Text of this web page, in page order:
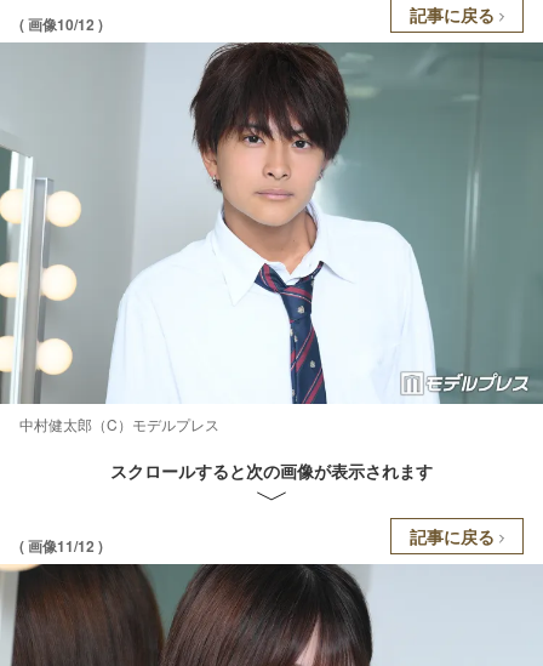
( 画像10/12 ) 記事に戻る
中村健太郎（C）モデルプレス
スクロールすると次の画像が表示されます
( 画像11/12 ) 記事に戻る